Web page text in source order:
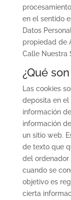
en el sentido
Datos
propiedad de
Calle Nuestra
¿Qué
Las cookies
deposita en
información
información
un sitio web.
de texto que
del ordenador
cuando se
objetivo es
cierta